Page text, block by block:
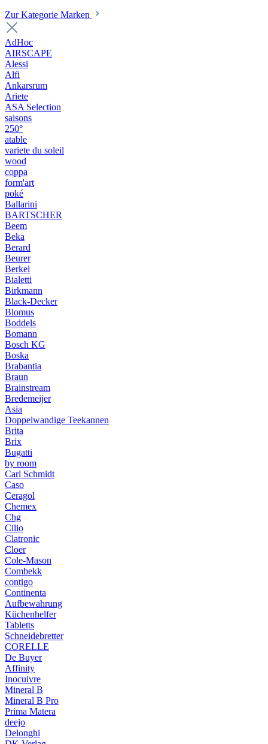
Zur Kategorie Marken
AdHoc
AIRSCAPE
Alessi
Alfi
Ankarsrum
Ariete
ASA Selection
saisons
250°
atable
variete du soleil
wood
coppa
form'art
poké
Ballarini
BARTSCHER
Beem
Beka
Berard
Beurer
Berkel
Bialetti
Birkmann
Black-Decker
Blomus
Boddels
Bomann
Bosch KG
Boska
Brabantia
Braun
Brainstream
Bredemeijer
Asia
Doppelwandige Teekannen
Brita
Brix
Bugatti
by room
Carl Schmidt
Caso
Ceragol
Chemex
Chg
Cilio
Clatronic
Cloer
Cole-Mason
Combekk
contigo
Continenta
Aufbewahrung
Küchenhelfer
Tabletts
Schneidebretter
CORELLE
De Buyer
Affinity
Inocuivre
Mineral B
Mineral B Pro
Prima Matera
deejo
Delonghi